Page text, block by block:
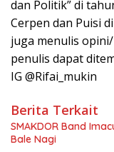
dan Politik” di
Cerpen dan Puisi
juga menulis
penulis dapat
IG @Rifai_mukin
Berita Terkait
SMAKDOR Band
Bale Nagi